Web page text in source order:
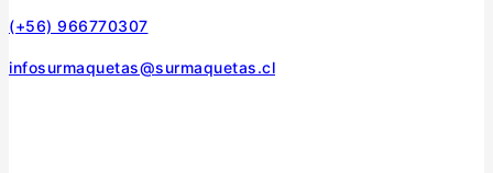
(+56) 966770307
infosurmaquetas@surmaquetas.cl